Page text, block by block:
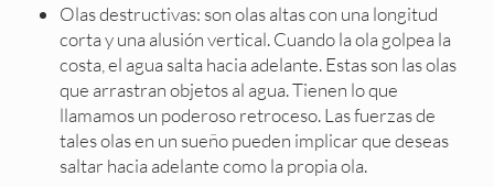
Olas destructivas: son olas altas con una longitud
corta y una alusión vertical. Cuando la ola golpea la
costa, el agua salta hacia adelante. Estas son las olas
que arrastran objetos al agua. Tienen lo que
llamamos un poderoso retroceso. Las fuerzas de
tales olas en un sueño pueden implicar que deseas
saltar hacia adelante como la propia ola.